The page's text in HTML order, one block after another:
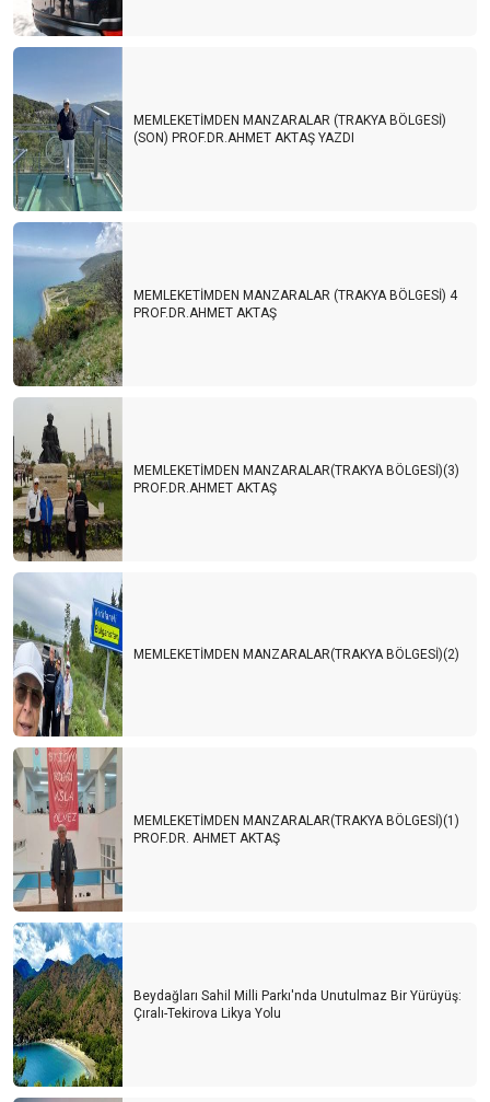
MEMLEKETİMDEN MANZARALAR (TRAKYA BÖLGESİ)
(SON) PROF.DR.AHMET AKTAŞ YAZDI
MEMLEKETİMDEN MANZARALAR (TRAKYA BÖLGESİ) 4
PROF.DR.AHMET AKTAŞ
MEMLEKETİMDEN MANZARALAR(TRAKYA BÖLGESİ)(3)
PROF.DR.AHMET AKTAŞ
MEMLEKETİMDEN MANZARALAR(TRAKYA BÖLGESİ)(2)
MEMLEKETİMDEN MANZARALAR(TRAKYA BÖLGESİ)(1)
PROF.DR. AHMET AKTAŞ
Beydağları Sahil Milli Parkı'nda Unutulmaz Bir Yürüyüş:
Çıralı-Tekirova Likya Yolu